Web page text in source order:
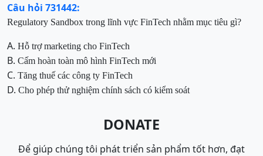
Câu hỏi 731442:
Regulatory Sandbox trong lĩnh vực FinTech nhằm mục tiêu gì?
A. Hỗ trợ marketing cho FinTech
B. Cấm hoàn toàn mô hình FinTech mới
C. Tăng thuế các công ty FinTech
D. Cho phép thử nghiệm chính sách có kiểm soát
DONATE
Để giúp chúng tôi phát triển sản phẩm tốt hơn, đạt